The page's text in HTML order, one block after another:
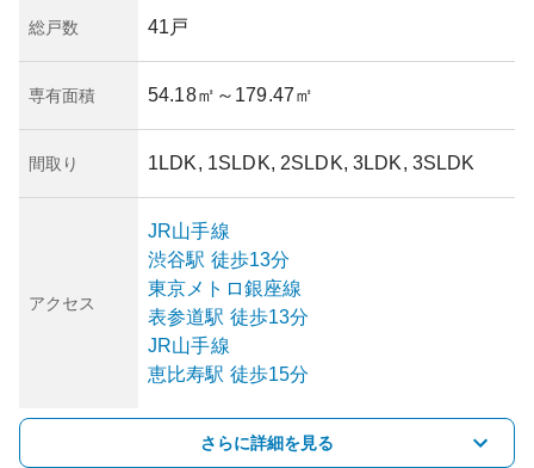
総戸数 41戸
専有面積 54.18㎡ ～179.47㎡
間取り 1LDK, 1SLDK, 2SLDK, 3LDK, 3SLDK
アクセス
JR山手線
渋谷駅 徒歩13分
東京メトロ銀座線
表参道駅 徒歩13分
JR山手線
恵比寿駅 徒歩15分
さらに詳細を見る